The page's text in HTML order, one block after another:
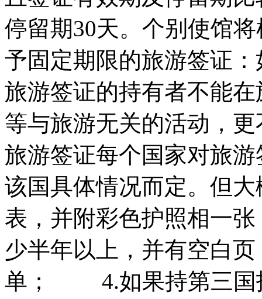
停留期30天。个别使馆
予固定期限的旅游签证
旅游签证的持有者不能
等与旅游无关的活动，
旅游签证每个国家对旅
该国具体情况而定。但
表，并附彩色护照相
少半年以上，并有空
单； 4.如果持第三国